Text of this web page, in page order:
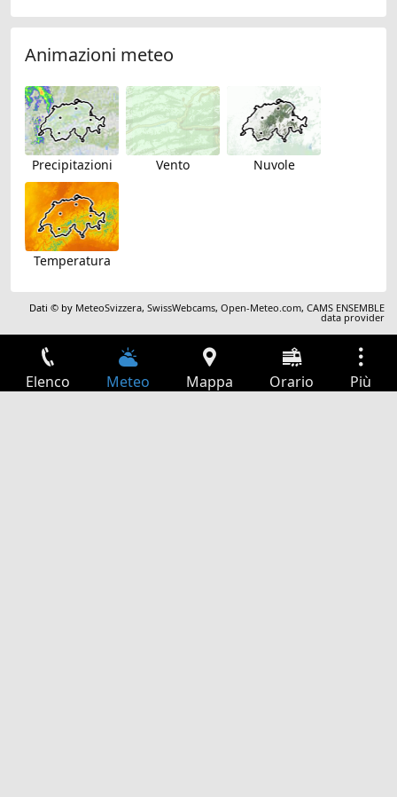
Animazioni meteo
Precipitazioni Vento Nuvole
Temperatura
Dati © by MeteoSvizzera,SwissWebcams,Open-Meteo.com,CAMS ENSEMBLE
data provider
Elenco Meteo Mappa Orario Più